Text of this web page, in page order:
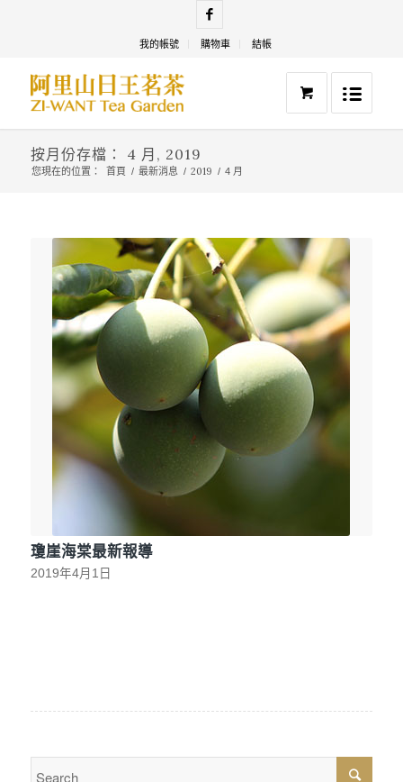
我的帳號 購物車 結帳
按月份存檔： 4 月, 2019
您現在的位置： 首頁 / 最新消息 / 2019 / 4 月
瓊崖海棠最新報導
2019年4月1日